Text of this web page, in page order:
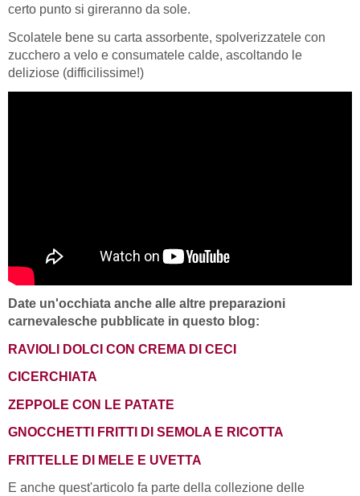
certo punto si gireranno da sole.
Scolatele bene su carta assorbente, spolverizzatele con
zucchero a velo e consumatele calde, ascoltando le
deliziose (difficilissime!)
Date un'occhiata anche alle altre preparazioni
carnevalesche pubblicate in questo blog:
RAVIOLI DOLCI CON CREMA DI CECI
CICERCHIATA
ZEPPOLE CON LE PATATE
GNOCCHETTI FRITTI DI SEMOLA E RICOTTA
FRITTELLE DI MELE E UVETTA
E anche quest'articolo fa parte della collezione delle